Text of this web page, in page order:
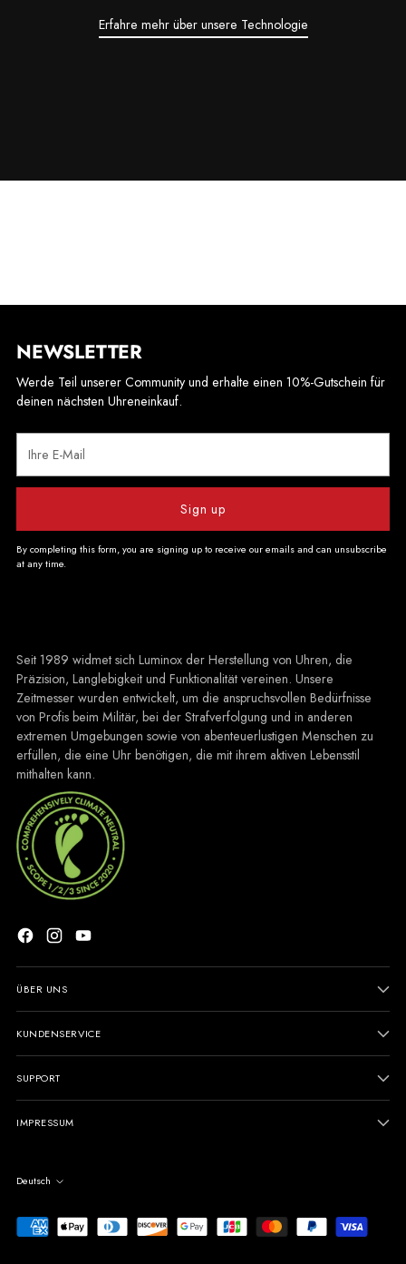
Erfahre mehr über unsere Technologie
NEWSLETTER
Werde Teil unserer Community und erhalte einen 10%-Gutschein für
deinen nächsten Uhreneinkauf.
Mail
Sign up
By completing this form, you are signing up to receive our emails and can unsubscribe
at any time.
Seit 1989 widmet sich Luminox der Herstellung von Uhren, die
Präzision, Langlebigkeit und Funktionalität vereinen. Unsere
Zeitmesser wurden entwickelt, um die anspruchsvollen Bedürfnisse
von Profis beim Militär, bei der Strafverfolgung und in anderen
extremen Umgebungen sowie von abenteuerlustigen Menschen zu
erfüllen, die eine Uhr benötigen, die mit ihrem aktiven Lebensstil
mithalten kann.
ÜBER UNS
KUNDENSERVICE
SUPPORT
IMPRESSUM
Sprache
Deutsch